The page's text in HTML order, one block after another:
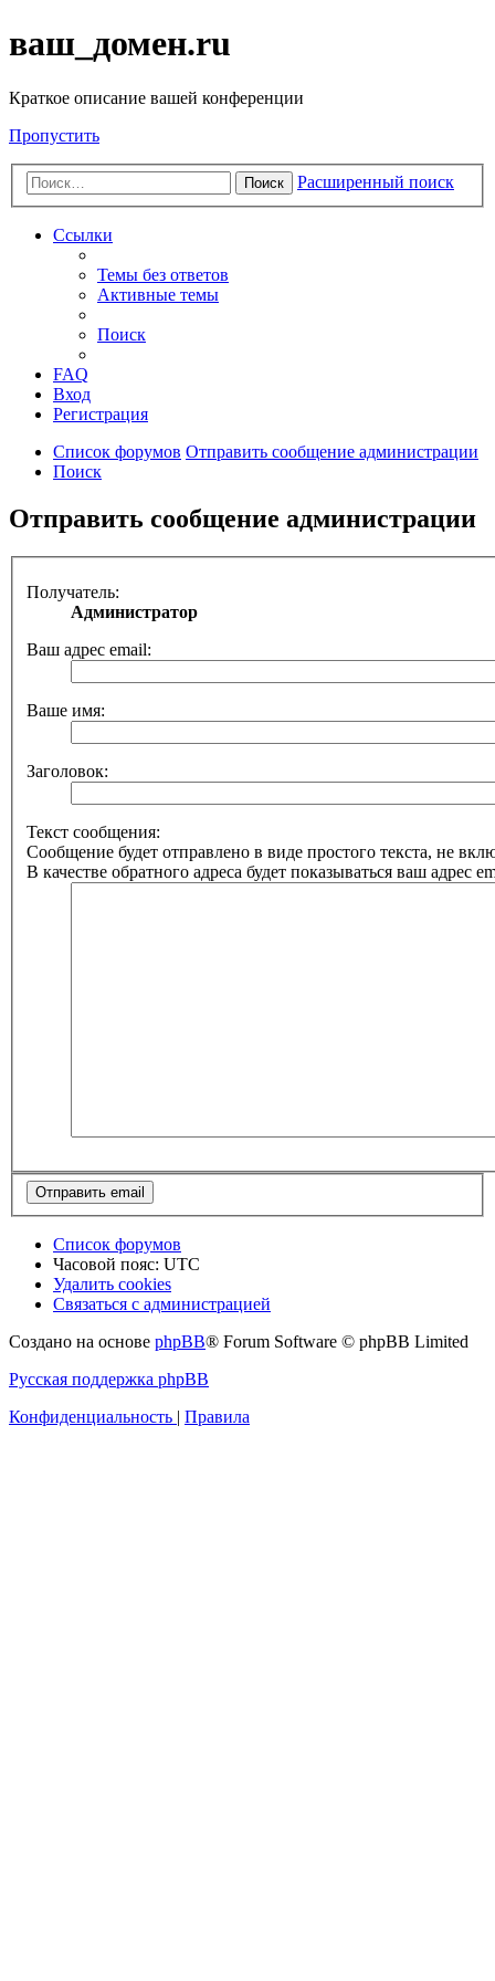
ваш_домен.ru
Краткое описание вашей конференции
Пропустить
Поиск Расширенный поиск
Ссылки
Темы без ответов
Активные темы
Поиск
FAQ
Вход
Регистрация
Список форумов Отправить сообщение администрации
Поиск
Отправить сообщение администрации
Получатель:
Администратор
Ваш адрес email:
Ваше имя:
Заголовок:
Текст сообщения:
Сообщение будет отправлено в виде простого текста, не
В качестве обратного адреса будет показываться ваш адрес
Список форумов
Часовой пояс: UTC
Удалить cookies
Связаться с администрацией
Создано на основе phpBB® Forum Software © phpBB Limited
Русская поддержка phpBB
Конфиденциальность
Правила